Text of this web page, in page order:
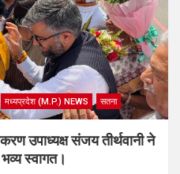
मध्यप्रदेश (M.P.) NEWS सतना
उपाध्यक्ष संजय तीर्थवानी ने
स्वागत।